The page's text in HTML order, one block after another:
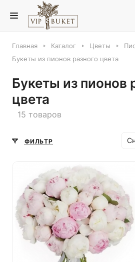
Главная Каталог Цветы
Букеты из пионов разного цвета
Букеты из пионов
цвета
15 товаров
ФИЛЬТР